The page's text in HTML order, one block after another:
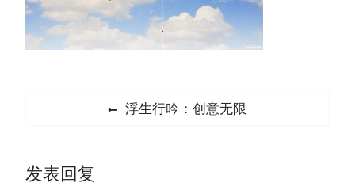
航
Previous
浮生行吟：创意无限
发表回复